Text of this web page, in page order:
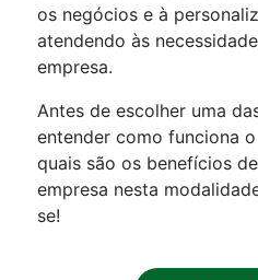
os negócios e à
atendendo às
empresa.
Antes de escolher uma
entender como funciona
quais são os benefícios
empresa nesta
se!